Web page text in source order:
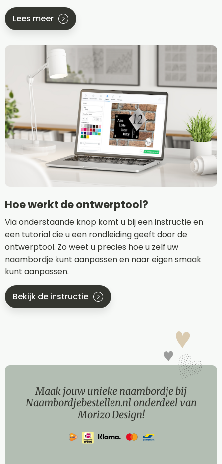
Lees meer
Hoe werkt de ontwerptool?
Via onderstaande knop komt u bij een instructie en
een tutorial die u een rondleiding geeft door de
ontwerptool. Zo weet u precies hoe u zelf uw
naambordje kunt aanpassen en naar eigen smaak
kunt aanpassen.
Bekijk de instructie
Maak jouw unieke naambordje bij
Naambordjebestellen.nl onderdeel van
Morizo Design!